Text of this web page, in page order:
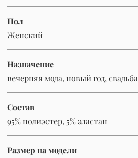
Пол
Женский
Назначение
вечерняя мода, новый год, свадьба
Состав
95% полиэстер, 5% эластан
Размер на модели